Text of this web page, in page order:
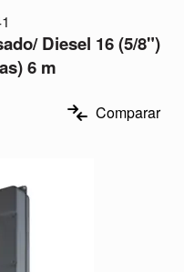
Diesel 16 (5/8")
6 m
Comparar